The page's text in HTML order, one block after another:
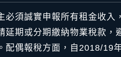
必須誠實申報所有租金收入
延期或分期繳納物業稅款，
配偶報稅方面，自2018/19